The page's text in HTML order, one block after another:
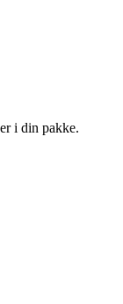
i din pakke.